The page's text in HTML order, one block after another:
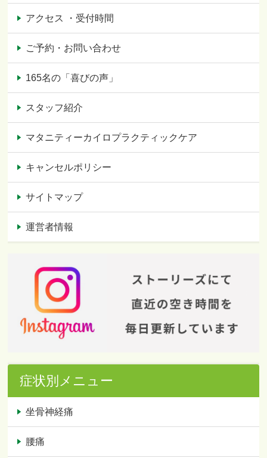
アクセス ・受付時間
ご予約・お問い合わせ
165名の「喜びの声」
スタッフ紹介
マタニティーカイロプラクティックケア
キャンセルポリシー
サイトマップ
運営者情報
症状別メニュー
坐骨神経痛
腰痛